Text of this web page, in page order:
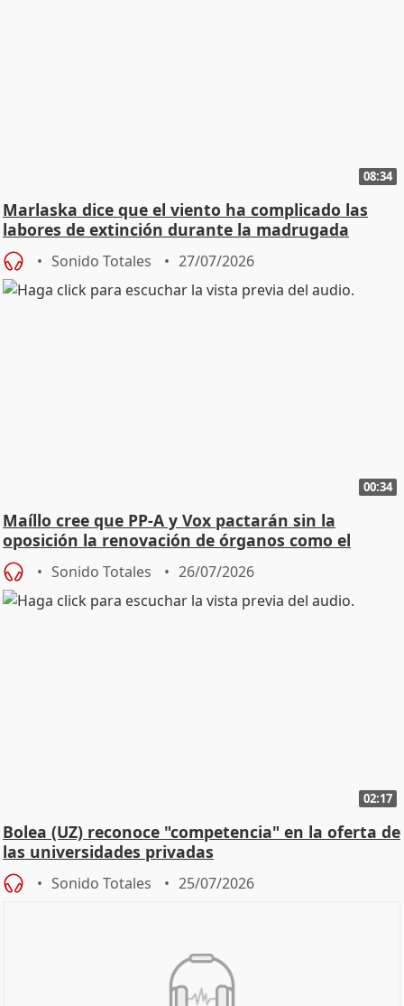
08:34
Marlaska dice que el viento ha complicado las
labores de extinción durante la madrugada
Sonido Totales 27/07/2026
00:34
Maíllo cree que PP-A y Vox pactarán sin la
oposición la renovación de órganos como el
Defensor
Sonido Totales 26/07/2026
02:17
Bolea (UZ) reconoce "competencia" en la oferta de
las universidades privadas
Sonido Totales 25/07/2026